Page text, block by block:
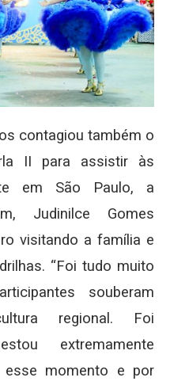
contagiou também o
II para assistir às
em São Paulo, a
Judinilce Gomes
visitando a família e
“Foi tudo muito
souberam
regional. Foi
extremamente
esse momento e por